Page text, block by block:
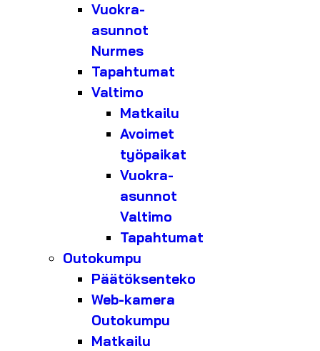
Vuokra-
asunnot
Nurmes
Tapahtumat
Valtimo
Matkailu
Avoimet
työpaikat
Vuokra-
asunnot
Valtimo
Tapahtumat
Outokumpu
Päätöksenteko
Web-kamera
Outokumpu
Matkailu